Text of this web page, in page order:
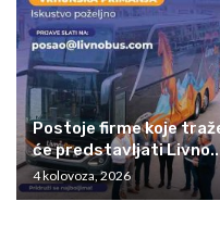
Postoje firme koje
će predstavljati
4 kolovoza, 2026